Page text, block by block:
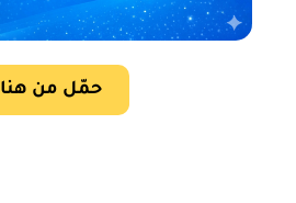
حمّل من هنا